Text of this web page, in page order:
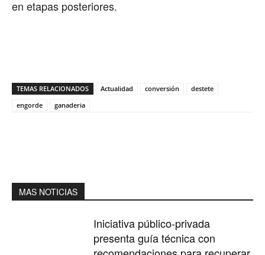
en etapas posteriores.
TEMAS RELACIONADOS Actualidad conversión
destete
engorde
ganaderia
MAS NOTICIAS
Iniciativa público-privada
presenta guía técnica con